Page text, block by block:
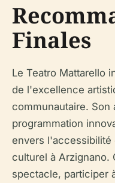
Finales
Le Teatro Mattarello
de l'excellence
communautaire.
programmation
envers
culturel à Arzignano.
spectacle, participer